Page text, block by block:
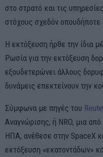
στο στρατό και τις
στόχους σχεδόν οπουδήποτε
Η εκτόξευση ήρθε την ίδια
Ρωσία για την εκτόξευση
εξουδετερώνει άλλους
δυνάμεις επεκτείνουν την
Σύμφωνα με πηγές του
Αναγνώρισης, ή NRO, μια
ΗΠΑ, ανέθεσε στην SpaceX
εκτόξευση «εκατοντάδων»